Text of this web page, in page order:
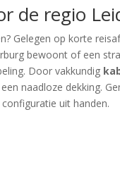
de regio
Gelegen op korte
bewoont of een
Door vakkundig
naadloze dekking.
uit handen.